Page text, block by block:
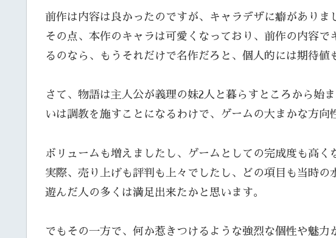
前作は内容は良かったのですが、キャラデザに癖がありま
その点、本作のキャラは可愛くなっており、前作の内容で
るのなら、もうそれだけで名作だろと、個人的には期待値
さて、物語は主人公が義理の妹2人と暮らすところから始
いは調教を施すことになるわけで、ゲームの大まかな方向
ボリュームも増えましたし、ゲームとしての完成度も高く
実際、売り上げも評判も上々でしたし、どの項目も当時
遊んだ人の多くは満足出来たかと思います。
でもその一方で、何か惹きつけるような強烈な個性や魅